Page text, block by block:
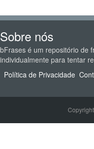
Sobre nós
bFrases é um repositório de
individualmente para tentar
Política de Privacidade